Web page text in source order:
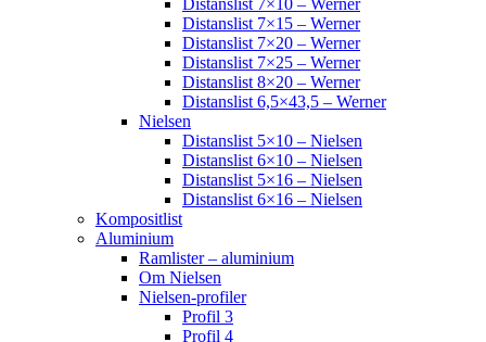
Distanslist 7×10 – Werner
Distanslist 7×15 – Werner
Distanslist 7×20 – Werner
Distanslist 7×25 – Werner
Distanslist 8×20 – Werner
Distanslist 6,5×43,5 – Werner
Nielsen
Distanslist 5×10 – Nielsen
Distanslist 6×10 – Nielsen
Distanslist 5×16 – Nielsen
Distanslist 6×16 – Nielsen
Kompositlist
Aluminium
Ramlister – aluminium
Om Nielsen
Nielsen-profiler
Profil 3
Profil 4